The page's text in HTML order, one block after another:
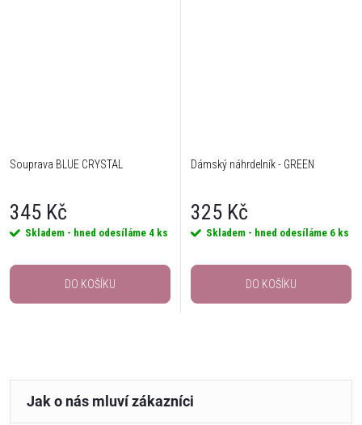
Souprava BLUE CRYSTAL
345 Kč
Skladem - hned odesíláme 4 ks
DO KOŠÍKU
Dámský náhrdelník - GREEN
325 Kč
Skladem - hned odesíláme 6 ks
DO KOŠÍKU